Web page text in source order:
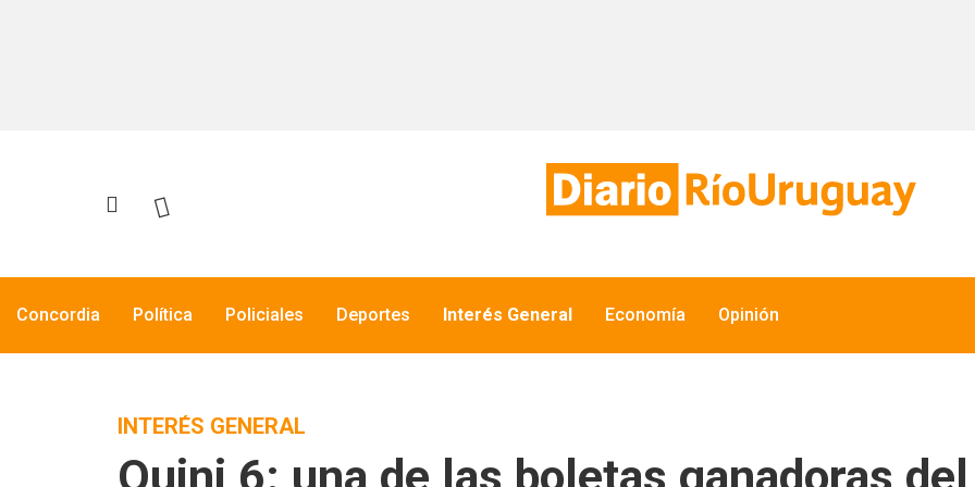
Concordia Política Policiales Deportes Interés General Economía Opinión
INTERÉS GENERAL
Quini 6: una de las boletas ganadoras